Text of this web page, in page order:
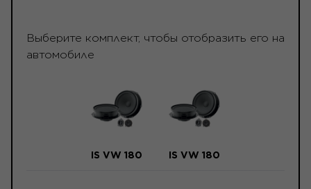
Выберите комплект, чтобы отобразить его на
автомобиле
IS VW 180 IS VW 180